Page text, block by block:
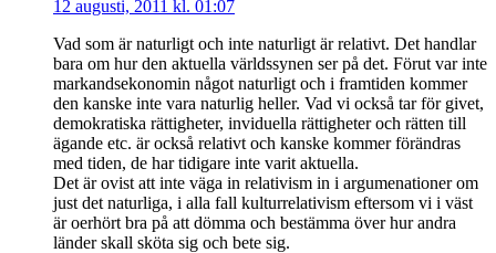
12 augusti, 2011 kl. 01:07
Vad som är naturligt och inte naturligt är relativt. Det handlar
bara om hur den aktuella världssynen ser på det. Förut var inte
markandsekonomin något naturligt och i framtiden kommer
den kanske inte vara naturlig heller. Vad vi också tar för givet,
demokratiska rättigheter, inviduella rättigheter och rätten till
ägande etc. är också relativt och kanske kommer förändras
med tiden, de har tidigare inte varit aktuella.
Det är ovist att inte väga in relativism in i argumenationer om
just det naturliga, i alla fall kulturrelativism eftersom vi i väst
är oerhört bra på att dömma och bestämma över hur andra
länder skall sköta sig och bete sig.